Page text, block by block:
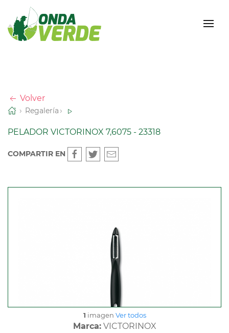
Volver
Regalería
PELADOR VICTORINOX 7,6075 - 23318
COMPARTIR EN
1 imagen Ver todos
Marca:VICTORINOX